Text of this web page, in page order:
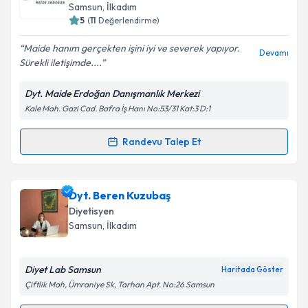
takvim hazırlandığında e-posta ile bilgilendireceğiz.
Kişisel verilerimin işlenmesine ilişkin
Metni'ni okudum ve kişisel verilerimin belirtilen
kapsamda işlenmesini kabul ediyorum.
Samsun, İlkadım
5 (11 Değerlendirme)
Maide hanım gerçekten işini iyi ve severek yapıyor.
Sürekli iletişimde....
Devamı
Dyt. Maide Erdoğan Danışmanlık Merkezi
Kale Mah. Gazi Cad. Bafra İş Hanı No:53/31 Kat:3 D:1
Randevu Talep Et
Randevu Takvimi Talebi
Dyt. Maide Erdoğaniçin randevu takvimi talebi
oluşturun. Size bu uzmandan randevu almanız için bir
takvim hazırlandığında e-posta ile bilgilendireceğiz.
Dyt. Beren Kuzubaş
Diyetisyen
Samsun, İlkadım
Diyet Lab Samsun Haritada Göster
Çiftlik Mah, Ümraniye Sk, Tarhan Apt. No:26 Samsun